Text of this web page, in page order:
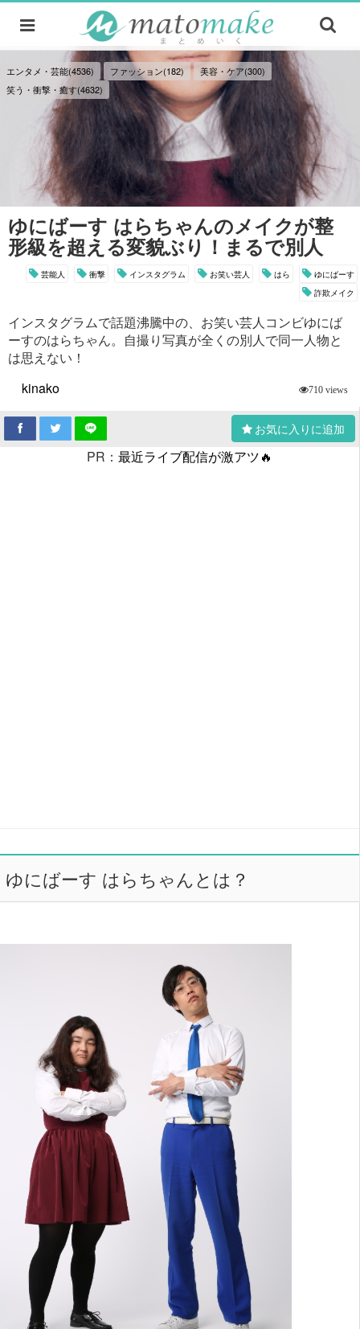
エンタメ・芸能(4536) ファッション(182)
美容・ケア(300)
笑う・衝撃・癒す(4632)
ゆにばーす はらちゃんのメイクが整
形級を超える変貌ぶり！まるで別人
芸能人 衝撃 インスタグラム お笑い芸人 はら
ゆにばーす
詐欺メイク
インスタグラムで話題沸騰中の、お笑い芸人コンビゆにば
ーすのはらちゃん。自撮り写真が全くの別人で同一人物と
は思えない！
kinako
710 views
お気に入りに追加
PR： 最近ライブ配信が激アツ🔥
ゆにばーす はらちゃんとは？